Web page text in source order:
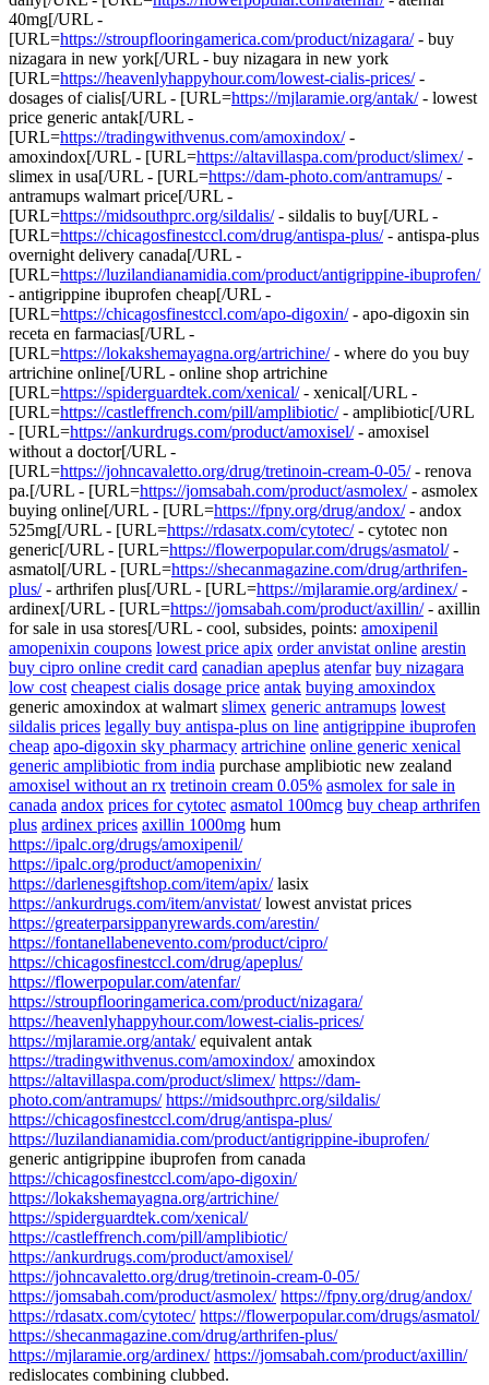
40mg[/URL -
[URL=https://stroupflooringamerica.com/product/nizagara/- buy
nizagara in new york[/URL - buy nizagara in new york
[URL=https://heavenlyhappyhour.com/lowest-cialis-prices/-
dosages of cialis[/URL - [URL=https://mjlaramie.org/antak/- lowest
price generic antak[/URL -
[URL=https://tradingwithvenus.com/amoxindox/-
amoxindox[/URL - [URL=https://altavillaspa.com/product/slimex/-
slimex in usa[/URL - [URL=https://dam-photo.com/antramups/-
antramups walmart price[/URL -
[URL=https://midsouthprc.org/sildalis/- sildalis to buy[/URL -
[URL=https://chicagosfinestccl.com/drug/antispa-plus/- antispa-plus
overnight delivery canada[/URL -
[URL=https://luzilandianamidia.com/product/antigrippine-ibuprofen/
- antigrippine ibuprofen cheap[/URL -
[URL=https://chicagosfinestccl.com/apo-digoxin/- apo-digoxin sin
receta en farmacias[/URL -
[URL=https://lokakshemayagna.org/artrichine/- where do you buy
artrichine online[/URL - online shop artrichine
[URL=https://spiderguardtek.com/xenical/- xenical[/URL -
[URL=https://castleffrench.com/pill/amplibiotic/- amplibiotic[/URL
- [URL=https://ankurdrugs.com/product/amoxisel/- amoxisel
without a doctor[/URL -
[URL=https://johncavaletto.org/drug/tretinoin-cream-0-05/- renova
pa.[/URL - [URL=https://jomsabah.com/product/asmolex/- asmolex
buying online[/URL - [URL=https://fpny.org/drug/andox/- andox
525mg[/URL - [URL=https://rdasatx.com/cytotec/- cytotec non
generic[/URL - [URL=https://flowerpopular.com/drugs/asmatol/-
asmatol[/URL - [URL=https://shecanmagazine.com/drug/arthrifen-
plus/- arthrifen plus[/URL - [URL=https://mjlaramie.org/ardinex/-
ardinex[/URL - [URL=https://jomsabah.com/product/axillin/- axillin
for sale in usa stores[/URL - cool, subsides, points: amoxipenil
amopenixin coupons lowest price apix order anvistat online arestin
buy cipro online credit card canadian apeplus atenfar buy nizagara
low cost cheapest cialis dosage price antak buying amoxindox
generic amoxindox at walmart slimex generic antramups lowest
sildalis prices legally buy antispa-plus on line antigrippine ibuprofen
cheap apo-digoxin sky pharmacy artrichine online generic xenical
generic amplibiotic from india purchase amplibiotic new zealand
amoxisel without an rx tretinoin cream 0.05% asmolex for sale in
canada andox prices for cytotec asmatol 100mcg buy cheap arthrifen
plus ardinex prices axillin 1000mg hum
https://ipalc.org/drugs/amoxipenil/
https://ipalc.org/product/amopenixin/
https://darlenesgiftshop.com/item/apix/lasix
https://ankurdrugs.com/item/anvistat/lowest anvistat prices
https://greaterparsippanyrewards.com/arestin/
https://fontanellabenevento.com/product/cipro/
https://chicagosfinestccl.com/drug/apeplus/
https://flowerpopular.com/atenfar/
https://stroupflooringamerica.com/product/nizagara/
https://heavenlyhappyhour.com/lowest-cialis-prices/
https://mjlaramie.org/antak/equivalent antak
https://tradingwithvenus.com/amoxindox/amoxindox
https://altavillaspa.com/product/slimex/ https://dam-
photo.com/antramups/ https://midsouthprc.org/sildalis/
https://chicagosfinestccl.com/drug/antispa-plus/
https://luzilandianamidia.com/product/antigrippine-ibuprofen/
generic antigrippine ibuprofen from canada
https://chicagosfinestccl.com/apo-digoxin/
https://lokakshemayagna.org/artrichine/
https://spiderguardtek.com/xenical/
https://castleffrench.com/pill/amplibiotic/
https://ankurdrugs.com/product/amoxisel/
https://johncavaletto.org/drug/tretinoin-cream-0-05/
https://jomsabah.com/product/asmolex/ https://fpny.org/drug/andox/
https://rdasatx.com/cytotec/ https://flowerpopular.com/drugs/asmatol/
https://shecanmagazine.com/drug/arthrifen-plus/
https://mjlaramie.org/ardinex/ https://jomsabah.com/product/axillin/
redislocates combining clubbed.